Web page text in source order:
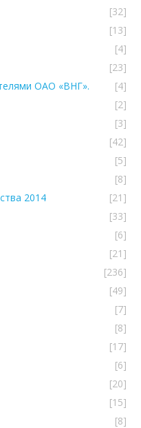
[32]
[13]
[4]
[23]
ОАО «ВНГ».
[4]
[2]
[3]
[42]
[5]
[8]
2014
[21]
[33]
[6]
[21]
[236]
[49]
[7]
[8]
[17]
[6]
[20]
[15]
[8]